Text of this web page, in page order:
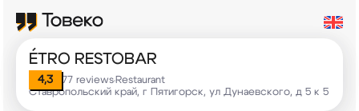
ÉTRO RESTOBAR
4,3 77 reviews•Restaurant
Ставропольский край, г Пятигорск, ул Дунаевского, д 5 к 5